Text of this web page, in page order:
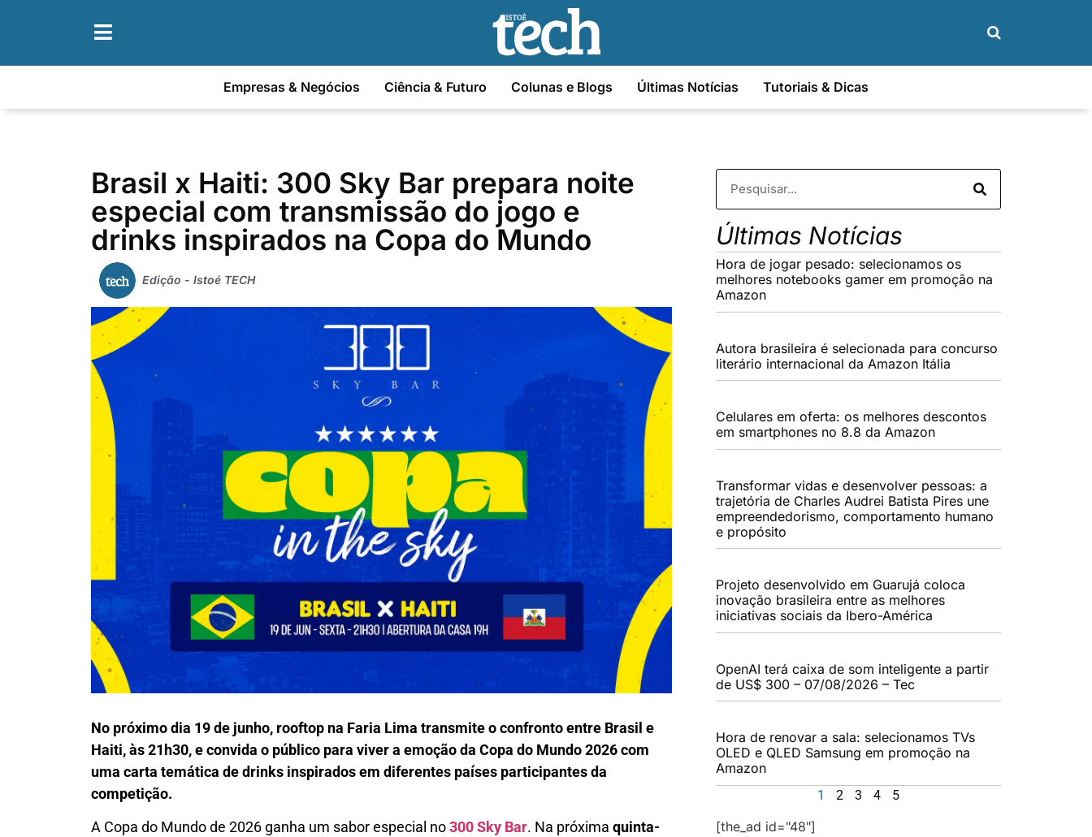
Empresas & Negócios Ciência & Futuro Colunas e Blogs Últimas Notícias Tutoriais & Dicas
Brasil x Haiti: 300 Sky Bar prepara noite
especial com transmissão do jogo e
drinks inspirados na Copa do Mundo
Edição - Istoé TECH
No próximo dia 19 de junho, rooftop na Faria Lima transmite o confronto entre Brasil e
Haiti, às 21h30, e convida o público para viver a emoção da Copa do Mundo 2026 com
uma carta temática de drinks inspirados em diferentes países participantes da
competição.
A Copa do Mundo de 2026 ganha um sabor especial no300 Sky Bar. Na próxima quinta-
Últimas Notícias
Hora de jogar pesado: selecionamos os
melhores notebooks gamer em promoção na
Amazon
Autora brasileira é selecionada para concurso
literário internacional da Amazon Itália
Celulares em oferta: os melhores descontos
em smartphones no 8.8 da Amazon
Transformar vidas e desenvolver pessoas: a
trajetória de Charles Audrei Batista Pires une
empreendedorismo, comportamento humano
e propósito
Projeto desenvolvido em Guarujá coloca
inovação brasileira entre as melhores
iniciativas sociais da Ibero-América
OpenAI terá caixa de som inteligente a partir
de US$ 300 – 07/08/2026 – Tec
Hora de renovar a sala: selecionamos TVs
OLED e QLED Samsung em promoção na
Amazon
1 2 3 4 5
[the_ad id="48"]